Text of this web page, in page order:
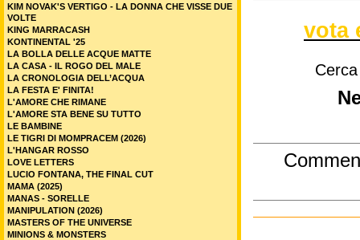
vota
KIM NOVAK'S VERTIGO - LA DONNA CHE VISSE DUE
VOLTE
KING MARRACASH
KONTINENTAL '25
LA BOLLA DELLE ACQUE MATTE
LA CASA - IL ROGO DEL MALE
LA CRONOLOGIA DELL’ACQUA
LA FESTA E' FINITA!
L'AMORE CHE RIMANE
L'AMORE STA BENE SU TUTTO
LE BAMBINE
LE TIGRI DI MOMPRACEM (2026)
L'HANGAR ROSSO
LOVE LETTERS
LUCIO FONTANA, THE FINAL CUT
MAMA (2025)
MANAS - SORELLE
MANIPULATION (2026)
MASTERS OF THE UNIVERSE
MINIONS & MONSTERS